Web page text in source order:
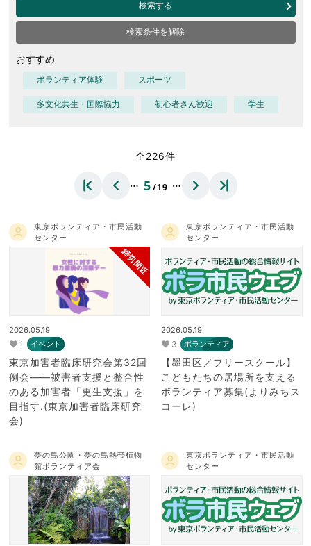
検索する
検索条件を解除
おすすめ
ボランティア体験 スポーツ
多文化共生・国際協力 初心者さん歓迎 学生
全226件
… 5/19 …
東京ボランティア・市民活動
センター
締切間近
2026.05.19
1 イベント
東京加害者臨床研究会第32回
例会――被害者支援と整合性
のある加害者「更生支援」を
目指す.(東京加害者臨床研究
会)
東京ボランティア・市民活動
センター
2026.05.19
3 ボランティア
【墨田区／フリースクール】
こどもたちの居場所を支える
ボランティア募集(よりみちス
コーレ)
夢の島公園・夢の島熱帯植物
館ボランティア会
東京ボランティア・市民活動
センター